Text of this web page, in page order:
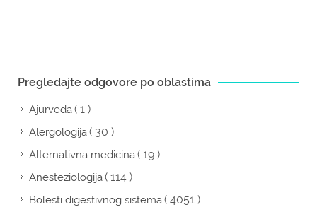
Pregledajte odgovore po oblastima
Ajurveda( 1 )
Alergologija( 30 )
Alternativna medicina( 19 )
Anesteziologija( 114 )
Bolesti digestivnog sistema( 4051 )